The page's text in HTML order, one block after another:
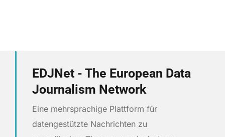
EDJNet - The European Data
Journalism Network
Eine mehrsprachige Plattform für
datengestützte Nachrichten zu